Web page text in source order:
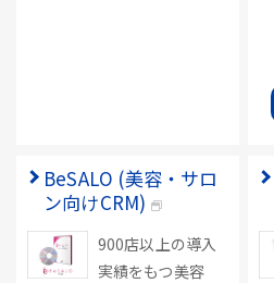
BeSALO (美容・サロ
ン向けCRM)
900店以上の導入
実績をもつ美容